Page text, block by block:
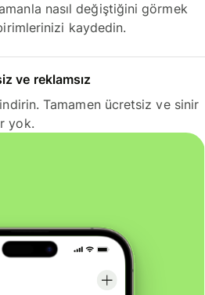
nasıl değiştiğini görmek
kaydedin.
ve reklamsız
Tamamen ücretsiz ve sinir
yok.